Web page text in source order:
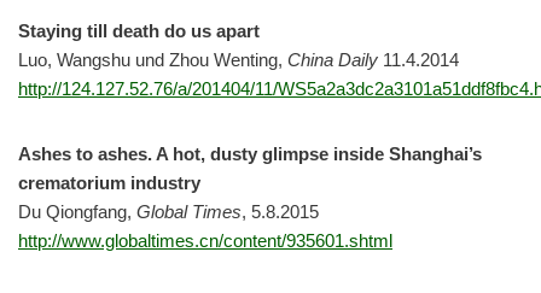
Staying till death do us apart
Luo, Wangshu und Zhou Wenting, China Daily 11.4.2014
http://124.127.52.76/a/201404/11/
Ashes to ashes. A hot, dusty glimpse inside Shanghai’s
crematorium industry
Du Qiongfang, Global Times, 5.8.2015
http://www.globaltimes.cn/content/935601.shtml